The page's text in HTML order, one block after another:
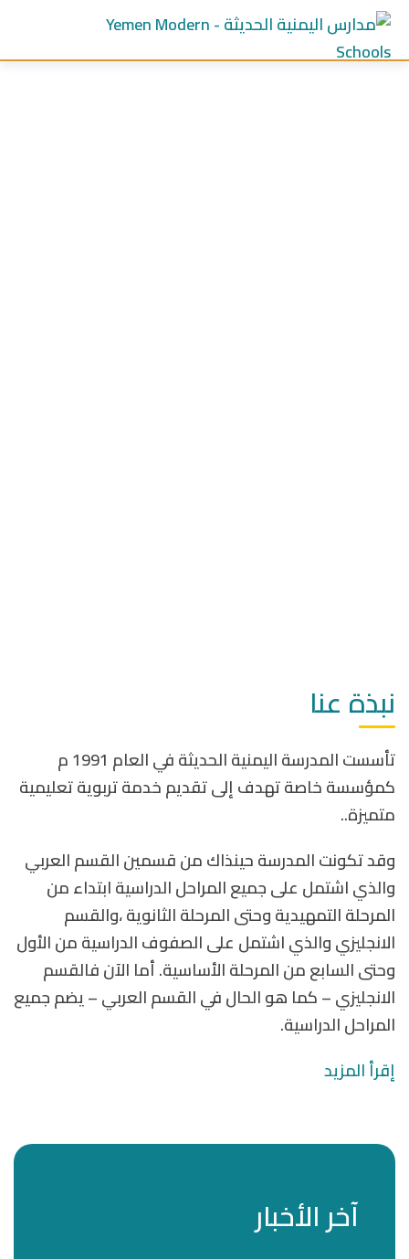
Skip
content
نبذة عنا
تأسست المدرسة اليمنية الحديثة في العام 1991 م
كمؤسسة خاصة تهدف إلى تقديم خدمة تربوية تعليمية
متميزة..
وقد تكونت المدرسة حينذاك من قسمين القسم العربي
والذي اشتمل على جميع المراحل الدراسية ابتداء من
المرحلة التمهيدية وحتى المرحلة الثانوية ،والقسم
الانجليزي والذي اشتمل على الصفوف الدراسية من الأول
وحتى السابع من المرحلة الأساسية. أما الآن فالقسم
الانجليزي – كما هو الحال في القسم العربي – يضم جميع
المراحل الدراسية.
إقرأ المزيد
آخر الأخبار